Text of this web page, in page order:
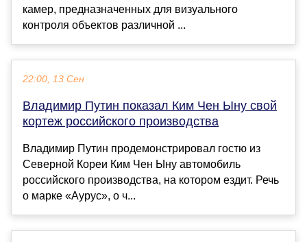
камер, предназначенных для визуального
контроля объектов различной ...
22:00, 13 Сен
Владимир Путин показал Ким Чен Ыну свой
кортеж российского производства
Владимир Путин продемонстрировал гостю из
Северной Кореи Ким Чен Ыну автомобиль
российского производства, на котором ездит. Речь
о марке «Аурус», о ч...